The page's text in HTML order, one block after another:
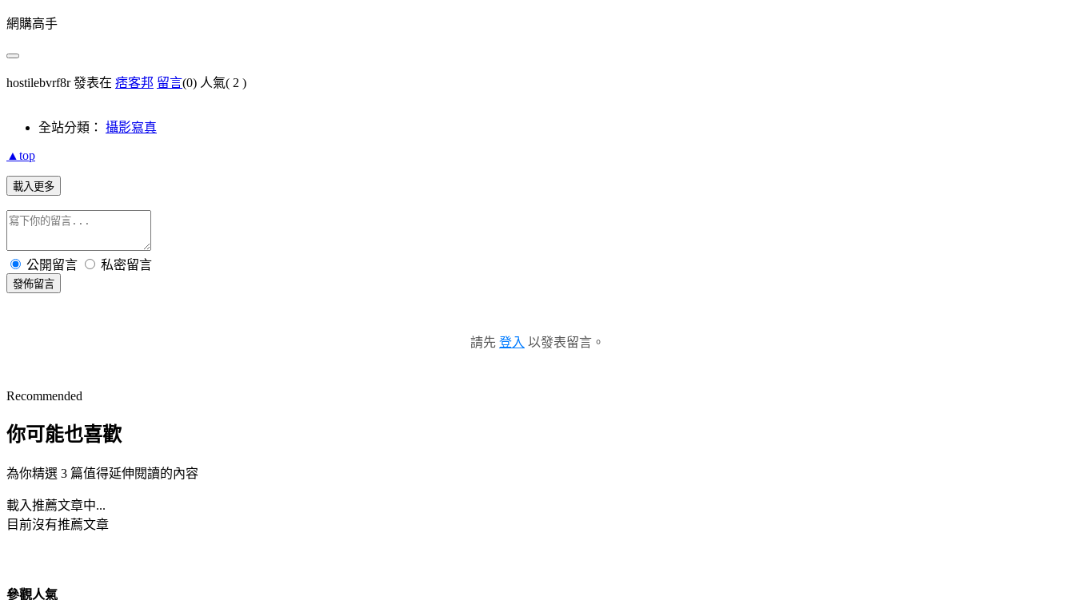
網購高手
hostilebvrf8r 發表在 痞客邦 留言(0) 人氣( 2 )
全站分類： 攝影寫真
▲top
載入更多
公開留言 私密留言
發佈留言
請先 登入 以發表留言。
Recommended
你可能也喜歡
為你精選 3 篇值得延伸閱讀的內容
載入推薦文章中...
目前沒有推薦文章
參觀人氣